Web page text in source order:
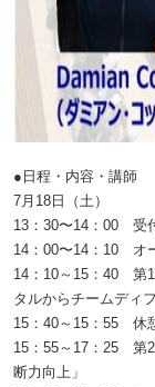
●日程・内容・講師
7月18日（土）
13：30〜14：00 受
14：00〜14：10 オ
14：10～15：40 第
タルからチームディ
15：40～15：55 休
15：55～17：25 第2
断力向上」